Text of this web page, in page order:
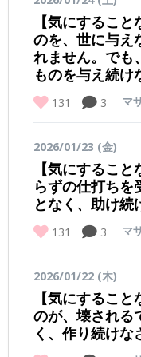
【気にするこ
のを、世に与え
れません。でも
ものを与え続け
131 3 マ
2026/01/23 (金)
【気にするこ
らずの仕打ちを
となく、助け続
131 3 マ
2026/01/22 (木)
【気にするこ
のが、壊される
く、作り続けな